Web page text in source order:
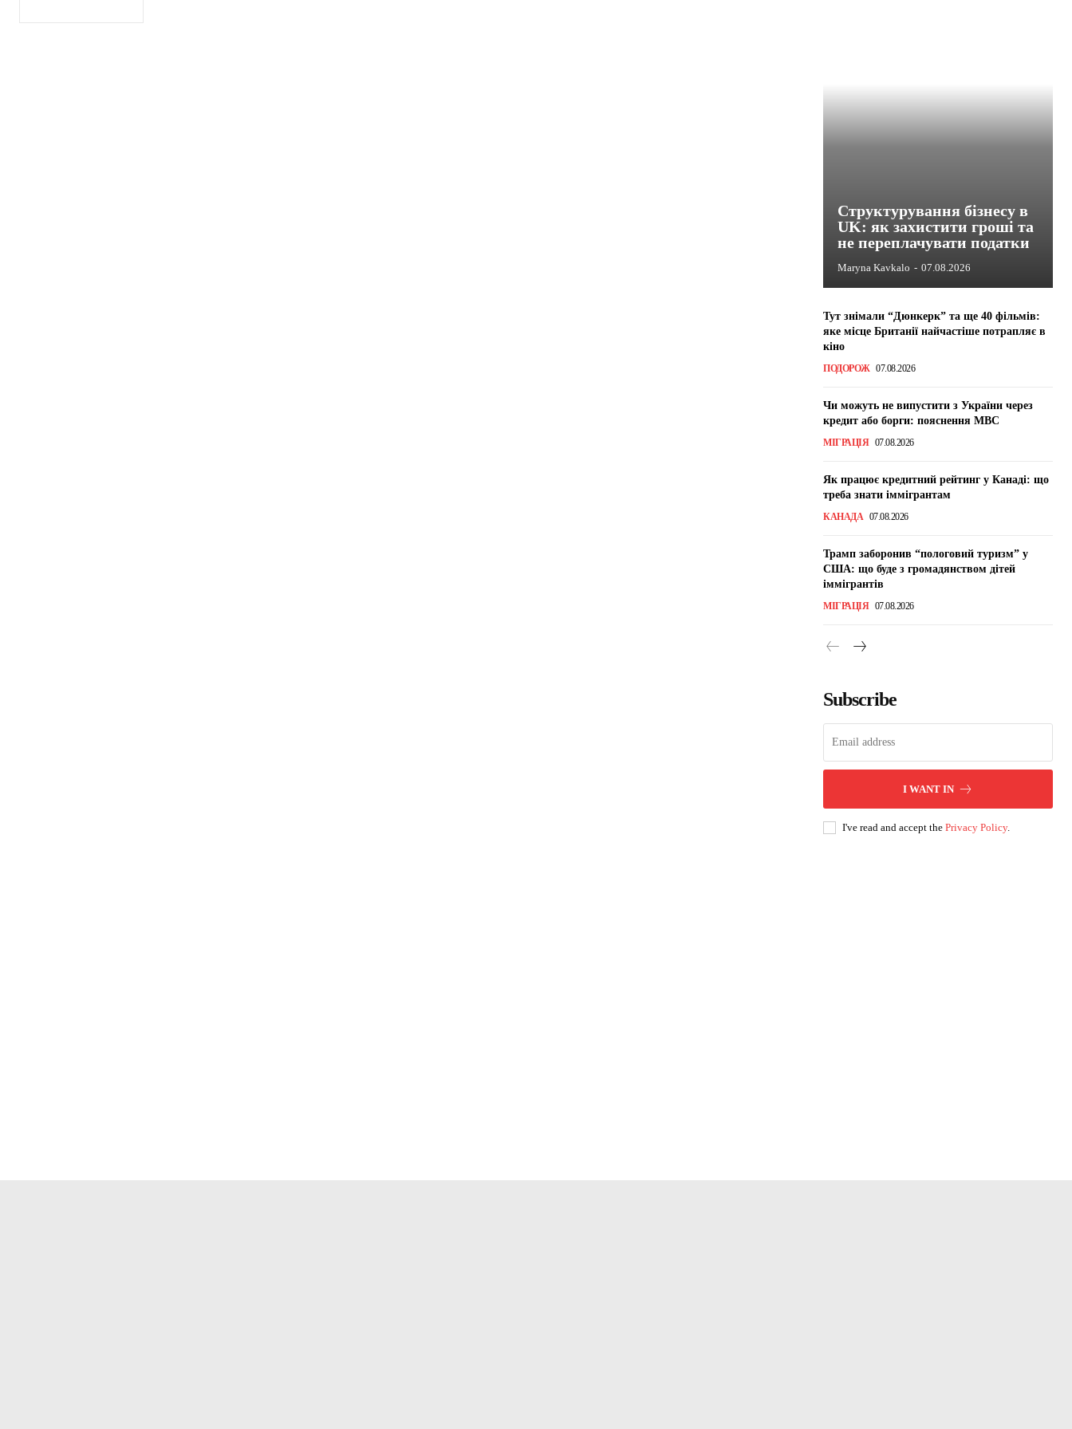
Структурування бізнесу в
UK: як захистити гроші та
не переплачувати податки
Maryna Kavkalo - 07.08.2026
Тут знімали “Дюнкерк” та ще 40 фільмів:
яке місце Британії найчастіше потрапляє в
кіно
ПОДОРОЖ 07.08.2026
Чи можуть не випустити з України через
кредит або борги: пояснення МВС
МІГРАЦІЯ 07.08.2026
Як працює кредитний рейтинг у Канаді: що
треба знати іммігрантам
КАНАДА 07.08.2026
Трамп заборонив “пологовий туризм” у
США: що буде з громадянством дітей
іммігрантів
МІГРАЦІЯ 07.08.2026
Subscribe
I WANT IN
I've read and accept the Privacy Policy.